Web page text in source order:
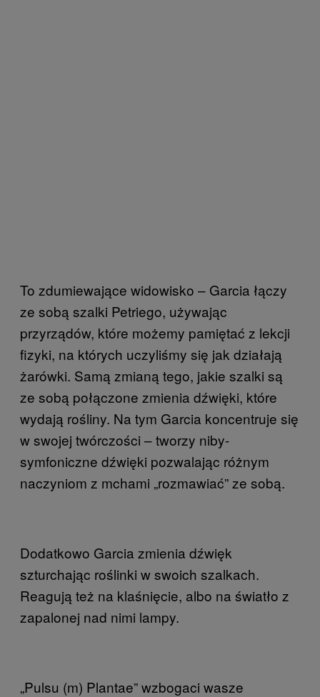
To zdumiewające widowisko – Garcia łączy
ze sobą szalki Petriego, używając
przyrządów, które możemy pamiętać z lekcji
fizyki, na których uczyliśmy się jak działają
żarówki. Samą zmianą tego, jakie szalki są
ze sobą połączone zmienia dźwięki, które
wydają rośliny. Na tym Garcia koncentruje się
w swojej twórczości – tworzy niby-
symfoniczne dźwięki pozwalając różnym
naczyniom z mchami „rozmawiać” ze sobą.
Dodatkowo Garcia zmienia dźwięk
szturchając roślinki w swoich szalkach.
Reagują też na klaśnięcie, albo na światło z
zapalonej nad nimi lampy.
„Pulsu (m) Plantae” wzbogaci wasze